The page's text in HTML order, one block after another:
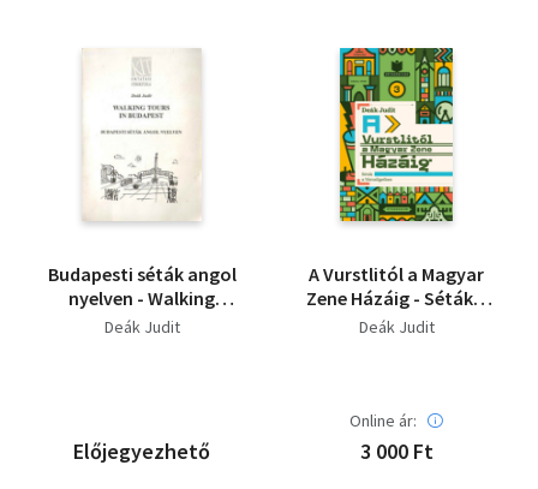
Budapesti séták angol
nyelven - Walking
Tours in Budapest
Deák Judit
Előjegyezhető
A Vurstlitól a Magyar
Zene Házáig - Séták a
Városligetben
Deák Judit
Online ár:
3 000 Ft